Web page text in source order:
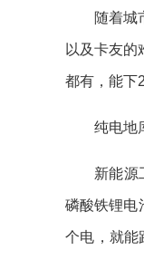
随着城市
以及卡友的
都有，能下
纯电地库
新能源工
磷酸铁锂电
个电，就能